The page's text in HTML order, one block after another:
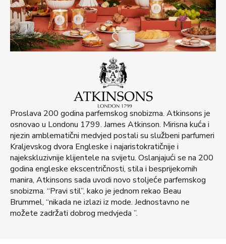
Proslava 200 godina parfemskog snobizma. Atkinsons je
osnovao u Londonu 1799. James Atkinson. Mirisna kuća i
njezin amblematični medvjed postali su službeni parfumeri
Kraljevskog dvora Engleske i najaristokratičnije i
najekskluzivnije klijentele na svijetu. Oslanjajući se na 200
godina engleske ekscentričnosti, stila i besprijekornih
manira, Atkinsons sada uvodi novo stoljeće parfemskog
snobizma. “Pravi stil”, kako je jednom rekao Beau
Brummel, “nikada ne izlazi iz mode. Jednostavno ne
možete zadržati dobrog medvjeda ”.